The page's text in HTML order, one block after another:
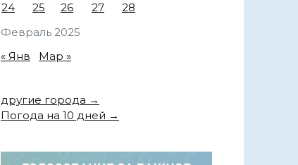
Февраль 2025
24
25 26 27 28
« Янв Мар »
другие города →
Погода на 10 дней →